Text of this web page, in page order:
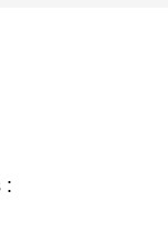
: